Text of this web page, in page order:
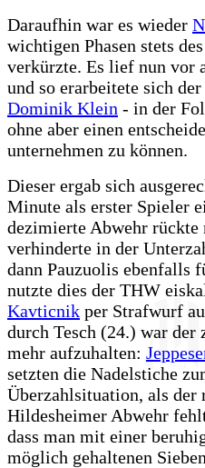
Daraufhin war es wieder
wichtigen Phasen stets
verkürzte. Es lief nun vor
und so erarbeitete sich
Dominik Klein - in der
ohne aber einen
unternehmen zu können.
Dieser ergab sich
Minute als erster Spieler
dezimierte Abwehr rückte
verhinderte in der
dann Pauzuolis ebenfalls
nutzte dies der THW
Kavticnik per Strafwurf
durch Tesch (24.) war
mehr aufzuhalten:
setzten die Nadelstiche
Überzahlsituation, als der
Hildesheimer Abwehr
dass man mit einer
möglich gehaltenen